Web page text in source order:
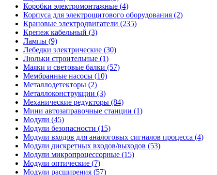
Коробки электромонтажные (4)
Корпуса для электрощитового оборудования (2)
Крановые электродвигатели (235)
Крепеж кабельный (3)
Лампы (9)
Лебедки электрические (30)
Люльки строительные (1)
Маяки и световые балки (57)
Мембранные насосы (10)
Металлодетекторы (2)
Металлоконструкции (3)
Механические редукторы (84)
Мини автозаправочные станции (1)
Модули (45)
Модули безопасности (15)
Модули входов для аналоговых сигналов процесса (4)
Модули дискретных входов/выходов (53)
Модули микропроцессорные (15)
Модули оптические (7)
Модули расширения (57)